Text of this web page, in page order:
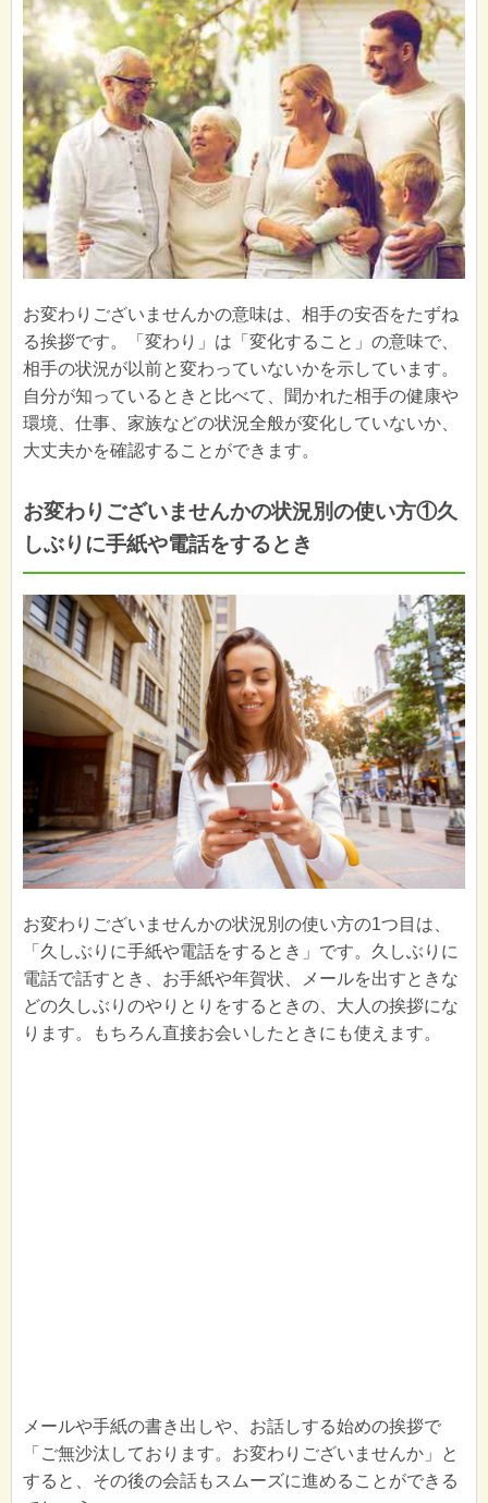
お変わりございませんかの意味は、相手の安否をたずね
る挨拶です。「変わり」は「変化すること」の意味で、
相手の状況が以前と変わっていないかを示しています。
自分が知っているときと比べて、聞かれた相手の健康や
環境、仕事、家族などの状況全般が変化していないか、
大丈夫かを確認することができます。
お変わりございませんかの状況別の使い方①久
しぶりに手紙や電話をするとき
お変わりございませんかの状況別の使い方の1つ目は、
「久しぶりに手紙や電話をするとき」です。久しぶりに
電話で話すとき、お手紙や年賀状、メールを出すときな
どの久しぶりのやりとりをするときの、大人の挨拶にな
ります。もちろん直接お会いしたときにも使えます。
メールや手紙の書き出しや、お話しする始めの挨拶で
「ご無沙汰しております。お変わりございませんか」と
すると、その後の会話もスムーズに進めることができる